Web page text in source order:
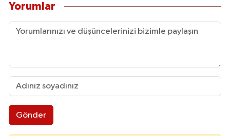
Yorumlar
Gönder